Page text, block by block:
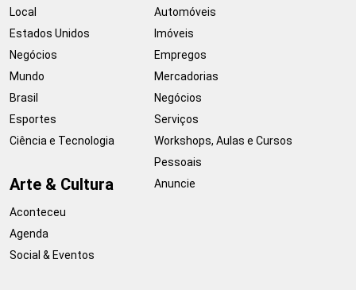
Local
Estados Unidos
Negócios
Mundo
Brasil
Esportes
Ciência e Tecnologia
Arte & Cultura
Aconteceu
Agenda
Social & Eventos
Automóveis
Imóveis
Empregos
Mercadorias
Negócios
Serviços
Workshops, Aulas e Cursos
Pessoais
Anuncie